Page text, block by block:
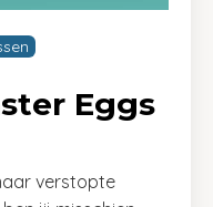
Eggs
verstopte